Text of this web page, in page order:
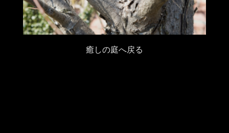
癒しの庭へ戻る